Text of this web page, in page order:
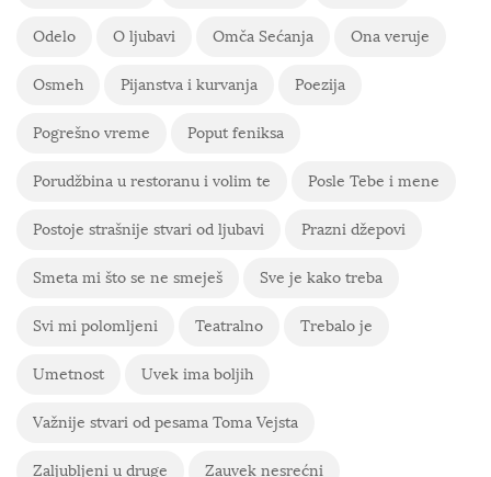
Odelo O ljubavi Omča Sećanja Ona veruje
Osmeh Pijanstva i kurvanja Poezija
Pogrešno vreme Poput feniksa
Porudžbina u restoranu i volim te Posle Tebe i mene
Postoje strašnije stvari od ljubavi Prazni džepovi
Smeta mi što se ne smeješ Sve je kako treba
Svi mi polomljeni Teatralno Trebalo je
Umetnost Uvek ima boljih
Važnije stvari od pesama Toma Vejsta
Zaljubljeni u druge Zauvek nesrećni